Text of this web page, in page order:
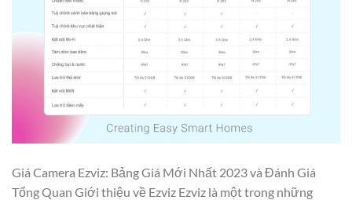
Giá Camera Ezviz: Bảng Giá Mới Nhất 2023 và Đánh Giá
Tổng Quan Giới thiệu về Ezviz Ezviz là một trong những